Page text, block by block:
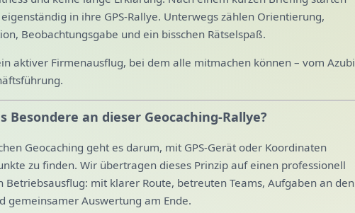
in ihre GPS-Rallye. Unterwegs zählen Orientierung,
Beobachtungsgabe und ein bisschen Rätselspaß.
aktiver Firmenausflug, bei dem alle mitmachen können – vom Azubi
Besondere an dieser Geocaching-Rallye?
Geocaching geht es darum, mit GPS-Gerät oder Koordinaten
zu finden. Wir übertragen dieses Prinzip auf einen professionell
Betriebsausflug: mit klarer Route, betreuten Teams, Aufgaben an den
gemeinsamer Auswertung am Ende.